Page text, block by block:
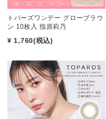
トパーズワンデー グローブラウ
ン 10枚入 指原莉乃
¥ 1,760(税込)